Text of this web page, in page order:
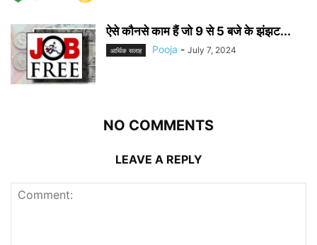
ऐसे कौनसे काम हैं जो 9 से 5 बजे के झंझट...
आर्थिक सलाह Pooja - July 7, 2024
NO COMMENTS
LEAVE A REPLY